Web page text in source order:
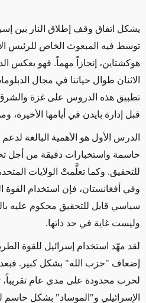
يشكل اتفاق وقف إطلاق النار بين
توسط فيه المبعوث الخاص للرئيس
هوكشتاين، إنجازاً مهماً. فهو يعكس
الاثنان طوال حياتنا في مجال
تطبيق هذه الدروس على غزة
قبل إدارة بايدن في أيامها الأخيرة، و
الدرس الأول هو الأهمية البالغة
حاسمة واستخبارات دقيقة من أجل
للتحقيق. وكما تعلَّمتْ الولايات
وفي أفغانستان، فإن استخدام القوة
سياسي قابل للتحقيق محكوم عليه
وليست غاية في حد ذاتها.
لقد مهّد استخدام إسرائيل للقوة
إضعاف "حزب الله" بشكل كبير.
لحرب محدودة على مدى عام
الإسرائيلي و"الموساد" بشكل